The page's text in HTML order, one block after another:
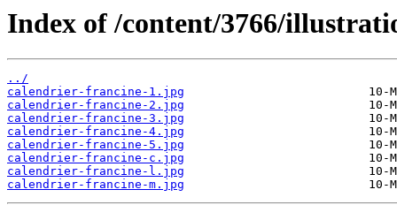
Index of /content/3766/
../
calendrier-francine-1.jpg
calendrier-francine-2.jpg
calendrier-francine-3.jpg
calendrier-francine-4.jpg
calendrier-francine-5.jpg
calendrier-francine-c.jpg
calendrier-francine-l.jpg
calendrier-francine-m.jpg